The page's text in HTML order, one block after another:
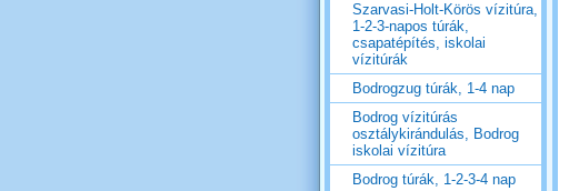
Szarvasi-Holt-Körös vízitúra,
1-2-3-napos túrák,
csapatépítés, iskolai
vízitúrák
Bodrogzug túrák, 1-4 nap
Bodrog vízitúrás
osztálykirándulás, Bodrog
iskolai vízitúra
Bodrog túrák, 1-2-3-4 nap